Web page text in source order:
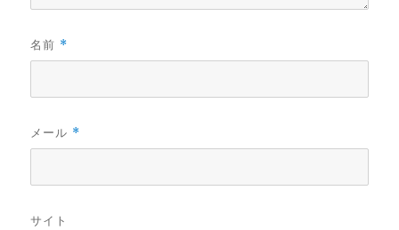
名前 *
メール *
サイト